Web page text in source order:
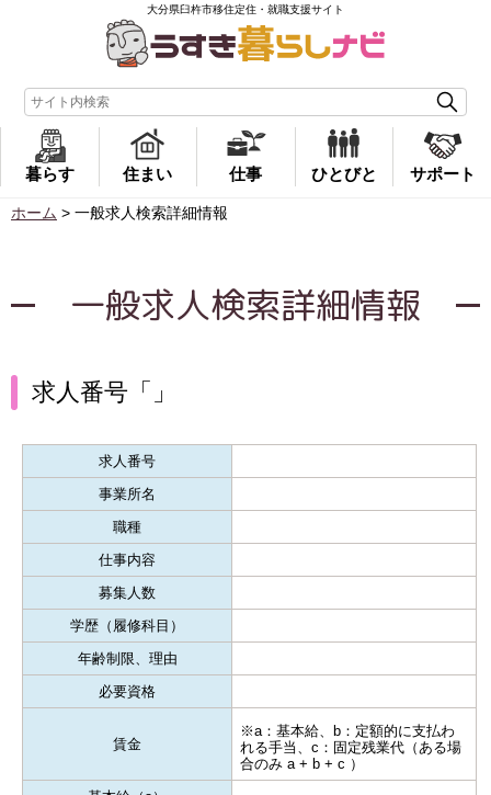
大分県臼杵市移住定住・就職支援サイト
暮らす 住まい 仕事 ひとびと サポート
ホーム > 一般求人検索詳細情報
一般求人検索詳細情報
求人番号「」
求人番号
事業所名
職種
仕事内容
募集人数
学歴（履修科目）
年齢制限、理由
必要資格
賃金
※a：基本給、b：定額的に支払わ
れる手当、c：固定残業代（ある場
合のみ a + b + c ）